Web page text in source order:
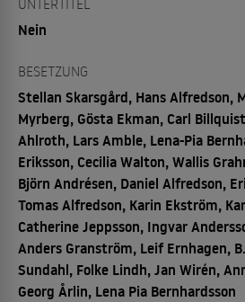
Nein
BESETZUNG
Stellan Skarsgård, Hans Alfredson,
Myrberg, Gösta Ekman, Carl
Ahlroth, Lars Amble, Lena-Pia
Eriksson, Cecilia Walton, Wallis
Björn Andrésen, Daniel Alfredson,
Tomas Alfredson, Karin Ekström,
Catherine Jeppsson, Ingvar
Anders Granström, Leif Ernhagen,
Sundahl, Folke Lindh, Jan Wirén,
Georg Årlin, Lena Pia Bernhardsson